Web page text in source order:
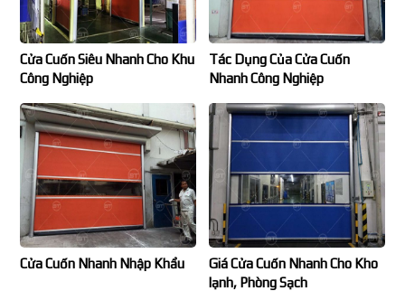
Cửa Cuốn Siêu Nhanh Cho Khu
Công Nghiệp
Tác Dụng Của Cửa Cuốn
Nhanh Công Nghiệp
Cửa Cuốn Nhanh Nhập Khẩu
Giá Cửa Cuốn Nhanh Cho Kho
lạnh, Phòng Sạch